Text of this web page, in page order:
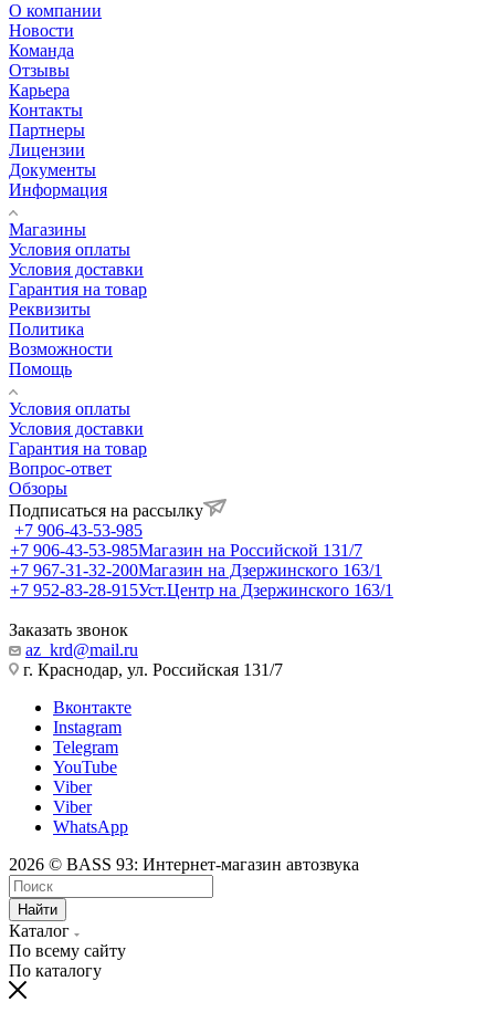
О компании
Новости
Команда
Отзывы
Карьера
Контакты
Партнеры
Лицензии
Документы
Информация
Магазины
Условия оплаты
Условия доставки
Гарантия на товар
Реквизиты
Политика
Возможности
Помощь
Условия оплаты
Условия доставки
Гарантия на товар
Вопрос-ответ
Обзоры
Подписаться на рассылку
+7 906-43-53-985
+7 906-43-53-985Магазин на Российской 131/7
+7 967-31-32-200Магазин на Дзержинского 163/1
+7 952-83-28-915Уст.Центр на Дзержинского 163/1
Заказать звонок
az_krd@mail.ru
г. Краснодар, ул. Российская 131/7
Вконтакте
Instagram
Telegram
YouTube
Viber
Viber
WhatsApp
2026 © BASS 93: Интернет-магазин автозвука
Найти
Каталог
По всему сайту
По каталогу